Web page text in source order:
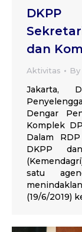
DKPP
dan
Aktivitas By
Jakarta,
Dengar
Komplek
Dalam
DKPP
satu
(19/6/2019)